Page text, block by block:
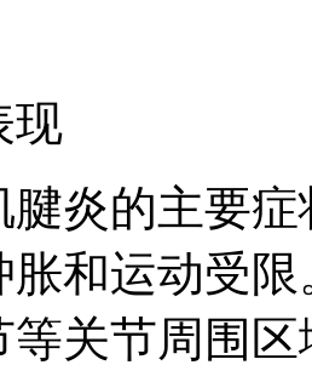
现
腱炎的主要
胀和运动受
等关节周围